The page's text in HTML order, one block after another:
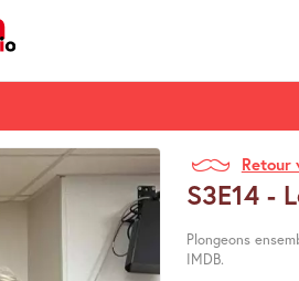
Retour
S3E14 -
Plongeons
IMDB.